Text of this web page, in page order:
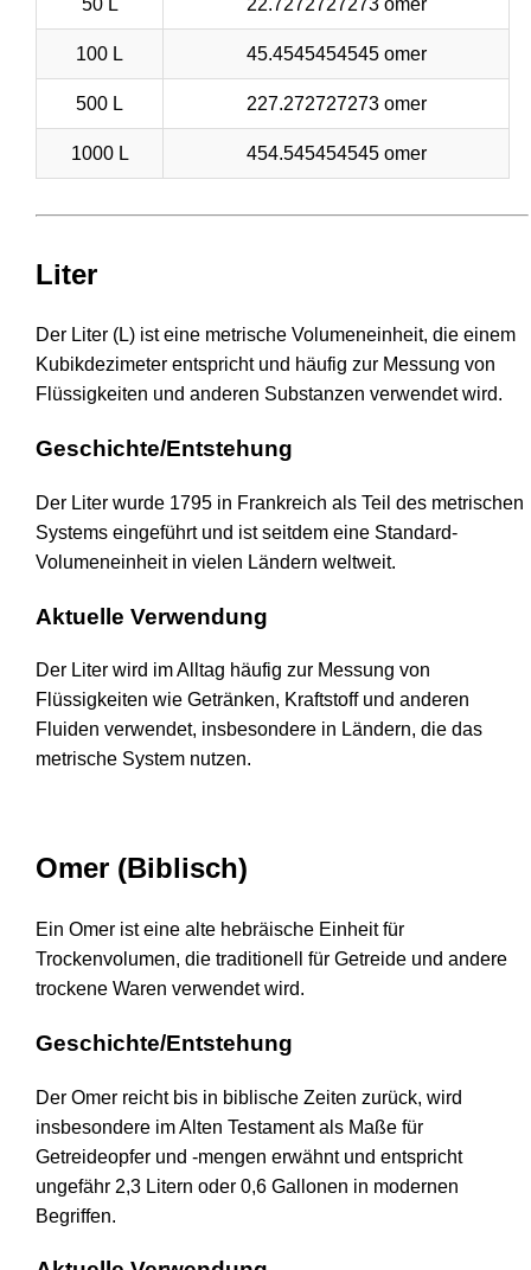
100 L 45.4545454545 omer
500 L 227.272727273 omer
1000 L 454.545454545 omer
Liter
Der Liter (L) ist eine metrische Volumeneinheit, die einem
Kubikdezimeter entspricht und häufig zur Messung von
Flüssigkeiten und anderen Substanzen verwendet wird.
Geschichte/Entstehung
Der Liter wurde 1795 in Frankreich als Teil des metrischen
Systems eingeführt und ist seitdem eine Standard-
Volumeneinheit in vielen Ländern weltweit.
Aktuelle Verwendung
Der Liter wird im Alltag häufig zur Messung von
Flüssigkeiten wie Getränken, Kraftstoff und anderen
Fluiden verwendet, insbesondere in Ländern, die das
metrische System nutzen.
Omer (Biblisch)
Ein Omer ist eine alte hebräische Einheit für
Trockenvolumen, die traditionell für Getreide und andere
trockene Waren verwendet wird.
Geschichte/Entstehung
Der Omer reicht bis in biblische Zeiten zurück, wird
insbesondere im Alten Testament als Maße für
Getreideopfer und -mengen erwähnt und entspricht
ungefähr 2,3 Litern oder 0,6 Gallonen in modernen
Begriffen.